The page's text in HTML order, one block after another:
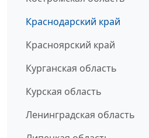
Краснодарский край
Красноярский край
Курганская область
Курская область
Ленинградская область